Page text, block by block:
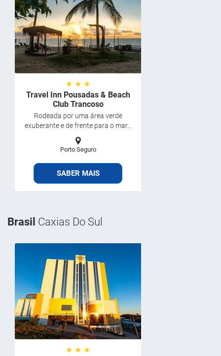
★ ★ ★
Travel Inn Pousadas & Beach
Club Trancoso
Rodeada por uma área verde
exuberante e de frente para o mar...
Porto Seguro
SABER MAIS
Brasil Caxias Do Sul
★ ★ ★